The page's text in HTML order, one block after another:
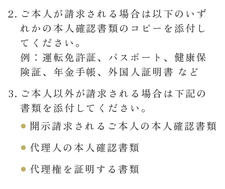
ご本人が請求される場合は以下のいず
れかの本人確認書類のコピーを添付し
てください。
例：運転免許証、パスポート、健康保
険証、年金手帳、外国人証明書 など
ご本人以外が請求される場合は下記の
書類を添付してください。
開示請求されるご本人の本人確認書類
代理人の本人確認書類
代理権を証明する書類